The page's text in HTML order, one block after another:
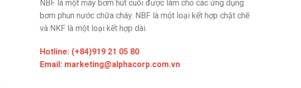
NBF là một máy bơm hút cuối được làm cho các ứng dụng
bơm phun nước chữa cháy. NBF là một loại kết hợp chặt chẽ
và NKF là một loại kết hợp dài.
Hotline: (+84)919 21 05 80
Email: marketing@alphacorp.com.vn